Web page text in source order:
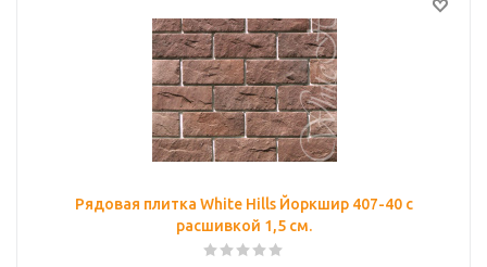
Рядовая плитка White Hills Йоркшир 407-40 с
расшивкой 1,5 см.